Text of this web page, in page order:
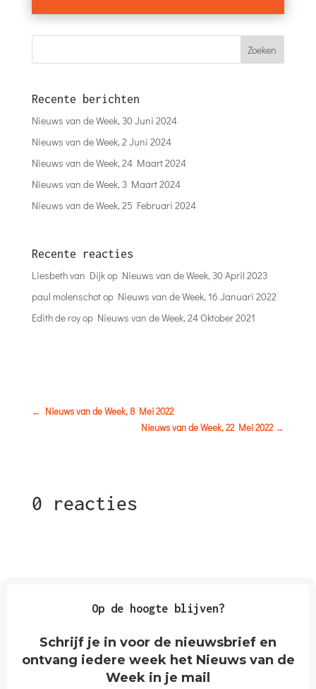
Recente berichten
Nieuws van de Week, 30 Juni 2024
Nieuws van de Week, 2 Juni 2024
Nieuws van de Week, 24 Maart 2024
Nieuws van de Week, 3 Maart 2024
Nieuws van de Week, 25 Februari 2024
Recente reacties
Liesbeth van Dijkop Nieuws van de Week, 30 April 2023
paul molenschotop Nieuws van de Week, 16 Januari 2022
Edith de royop Nieuws van de Week, 24 Oktober 2021
← Nieuws van de Week, 8 Mei 2022
Nieuws van de Week, 22 Mei 2022→
0 reacties
Op de hoogte blijven?
Schrijf je in voor de nieuwsbrief en
ontvang iedere week het Nieuws van de
Week in je mail